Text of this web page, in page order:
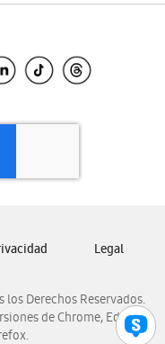
Derechos Reservados.
de Chrome, Edge,
Legal